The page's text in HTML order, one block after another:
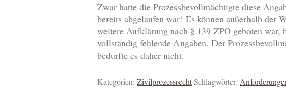
Zwar hatte die Prozessbevollmächtigte diese
bereits abgelaufen war! Es können außerhalb der
weitere Aufklärung nach § 139 ZPO geboten
vollständig fehlende Angaben. Der
bedurfte es daher nicht.
Kategorien: ZivilprozessrechtSchlagwörter: